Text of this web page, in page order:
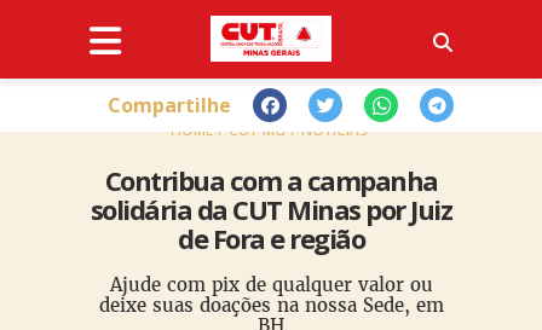
HOME CUT-MG NOTÍCIAS
Contribua com a campanha
solidária da CUT Minas por Juiz
de Fora e região
Ajude com pix de qualquer valor ou
deixe suas doações na nossa Sede, em
Compartilhe